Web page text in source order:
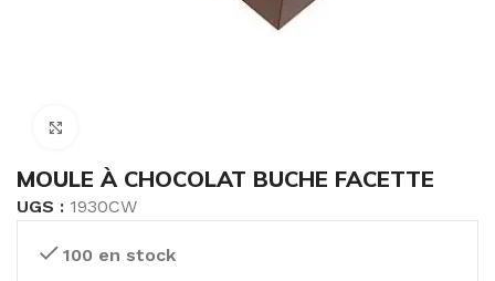
MOULE À CHOCOLAT BUCHE FACETTE
UGS : 1930CW
100 en stock